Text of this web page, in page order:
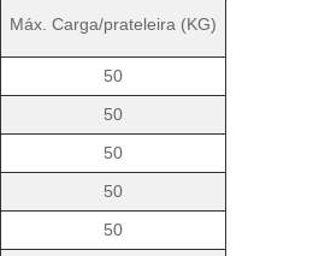
Máx. Carga/prateleira (KG)
50
50
50
50
50